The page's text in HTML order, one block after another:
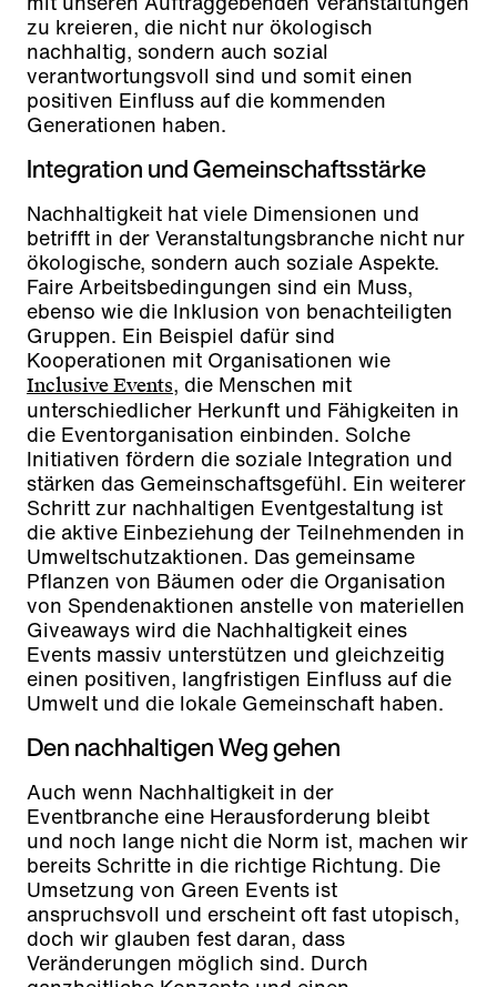
zu kreieren, die nicht nur ökologisch
nachhaltig, sondern auch sozial
verantwortungsvoll sind und somit einen
positiven Einfluss auf die kommenden
Generationen haben.
Integration und Gemeinschaftsstärke
Nachhaltigkeit hat viele Dimensionen und
betrifft in der Veranstaltungsbranche nicht nur
ökologische, sondern auch soziale Aspekte.
Faire Arbeitsbedingungen sind ein Muss,
ebenso wie die Inklusion von benachteiligten
Gruppen. Ein Beispiel dafür sind
Kooperationen mit Organisationen wie
Inclusive Events, die Menschen mit
unterschiedlicher Herkunft und Fähigkeiten in
die Eventorganisation einbinden. Solche
Initiativen fördern die soziale Integration und
stärken das Gemeinschaftsgefühl. Ein weiterer
Schritt zur nachhaltigen Eventgestaltung ist
die aktive Einbeziehung der Teilnehmenden in
Umweltschutzaktionen. Das gemeinsame
Pflanzen von Bäumen oder die Organisation
von Spendenaktionen anstelle von materiellen
Giveaways wird die Nachhaltigkeit eines
Events massiv unterstützen und gleichzeitig
einen positiven, langfristigen Einfluss auf die
Umwelt und die lokale Gemeinschaft haben.
Den nachhaltigen Weg gehen
Auch wenn Nachhaltigkeit in der
Eventbranche eine Herausforderung bleibt
und noch lange nicht die Norm ist, machen wir
bereits Schritte in die richtige Richtung. Die
Umsetzung von Green Events ist
anspruchsvoll und erscheint oft fast utopisch,
doch wir glauben fest daran, dass
Veränderungen möglich sind. Durch